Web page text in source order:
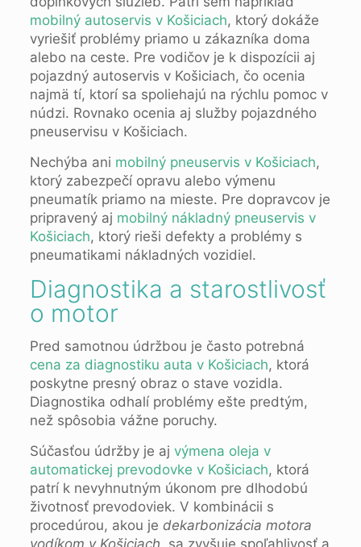
mobilný autoservis v Košiciach, ktorý dokáže
vyriešiť problémy priamo u zákazníka doma
alebo na ceste. Pre vodičov je k dispozícii aj
pojazdný autoservis v Košiciach, čo ocenia
najmä tí, ktorí sa spoliehajú na rýchlu pomoc v
núdzi. Rovnako ocenia aj služby pojazdného
pneuservisu v Košiciach.
Nechýba ani mobilný pneuservis v Košiciach,
ktorý zabezpečí opravu alebo výmenu
pneumatík priamo na mieste. Pre dopravcov je
pripravený aj mobilný nákladný pneuservis v
Košiciach, ktorý rieši defekty a problémy s
pneumatikami nákladných vozidiel.
Diagnostika a starostlivosť
o motor
Pred samotnou údržbou je často potrebná
cena za diagnostiku auta v Košiciach, ktorá
poskytne presný obraz o stave vozidla.
Diagnostika odhalí problémy ešte predtým,
než spôsobia vážne poruchy.
Súčasťou údržby je aj výmena oleja v
automatickej prevodovke v Košiciach, ktorá
patrí k nevyhnutným úkonom pre dlhodobú
životnosť prevodoviek. V kombinácii s
procedúrou, akou je dekarbonizácia motora
vodíkom v Košiciach , sa zvyšuje spoľahlivosť a